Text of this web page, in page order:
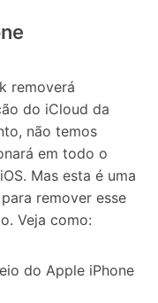
removerá
do iCloud da
não temos
em todo o
Mas esta é uma
remover esse
Veja como:
do Apple iPhone